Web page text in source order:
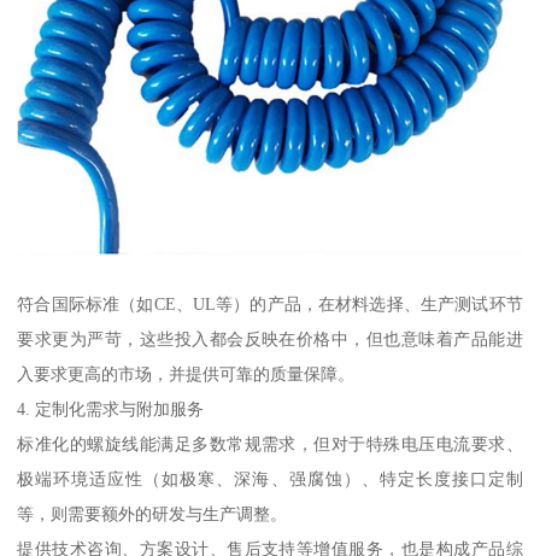
符合国际标准（如CE、UL等）的产品，在材料选择、生产测试环节
要求更为严苛，这些投入都会反映在价格中，但也意味着产品能进
入要求更高的市场，并提供可靠的质量保障。
4. 定制化需求与附加服务
标准化的螺旋线能满足多数常规需求，但对于特殊电压电流要求、
极端环境适应性（如极寒、深海、强腐蚀）、特定长度接口定制
等，则需要额外的研发与生产调整。
提供技术咨询、方案设计、售后支持等增值服务，也是构成产品综